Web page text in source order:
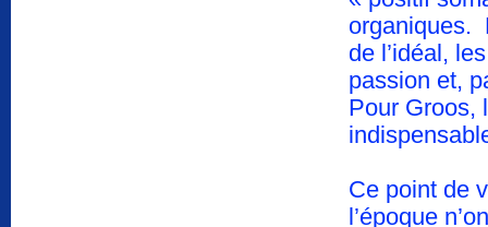
organiques.
de l’idéal,
passion et,
Pour Groos,
Ce point de
l’époque